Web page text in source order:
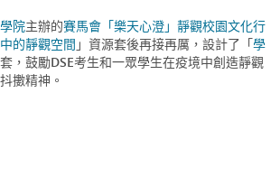
院主辦的賽馬會「樂天心澄」靜觀校園文化行
中的靜觀空間 」資源套後再接再厲，設計了「學
，鼓勵DSE考生和一眾學生在疫境中創造靜觀
擻精神。